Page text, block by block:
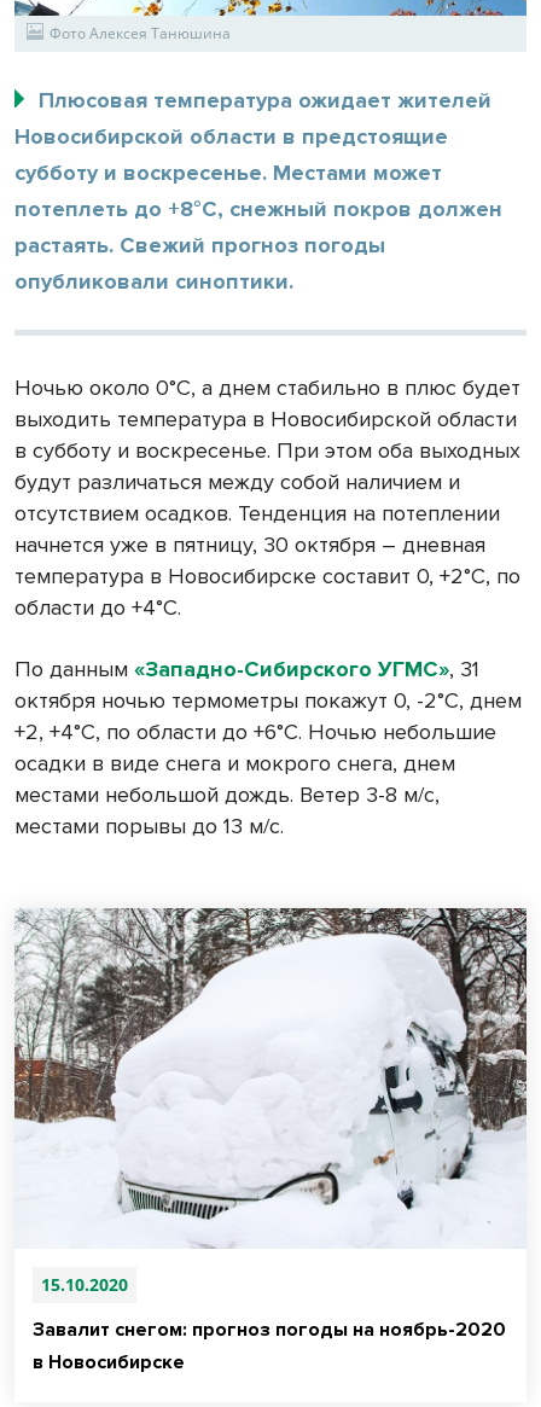
Фото Алексея Танюшина
Плюсовая температура ожидает жителей
Новосибирской области в предстоящие
субботу и воскресенье. Местами может
потеплеть до +8°С, снежный покров должен
растаять. Свежий прогноз погоды
опубликовали синоптики.
Ночью около 0°С, а днем стабильно в плюс будет
выходить температура в Новосибирской области
в субботу и воскресенье. При этом оба выходных
будут различаться между собой наличием и
отсутствием осадков. Тенденция на потеплении
начнется уже в пятницу, 30 октября – дневная
температура в Новосибирске составит 0, +2°С, по
области до +4°С.
По данным «Западно-Сибирского УГМС», 31
октября ночью термометры покажут 0, -2°С, днем
+2, +4°С, по области до +6°С. Ночью небольшие
осадки в виде снега и мокрого снега, днем
местами небольшой дождь. Ветер 3-8 м/с,
местами порывы до 13 м/с.
15.10.2020
Завалит снегом: прогноз погоды на ноябрь-2020
в Новосибирске